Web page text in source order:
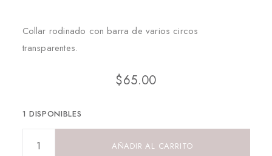
Collar rodinado con barra de varios circos
transparentes.
$65.00
1 DISPONIBLES
AÑADIR AL CARRITO